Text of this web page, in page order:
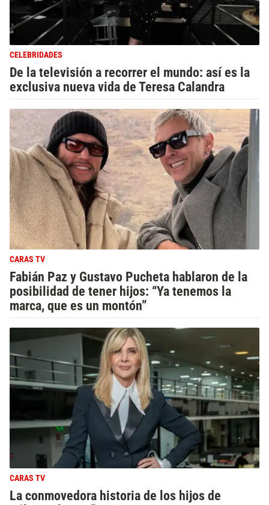
CELEBRIDADES
De la televisión a recorrer el mundo: así es la
exclusiva nueva vida de Teresa Calandra
CARAS TV
Fabián Paz y Gustavo Pucheta hablaron de la
posibilidad de tener hijos: “Ya tenemos la
marca, que es un montón”
CARAS TV
La conmovedora historia de los hijos de